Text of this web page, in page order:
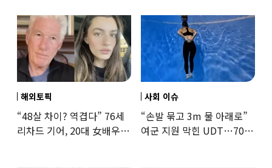
해외토픽
“48살 차이? 역겹다” 76세
리차드 기어, 20대 女배우와
사회 이슈
“손발 묶고 3m 물 아래로”
여군 지원 막힌 UDT…707